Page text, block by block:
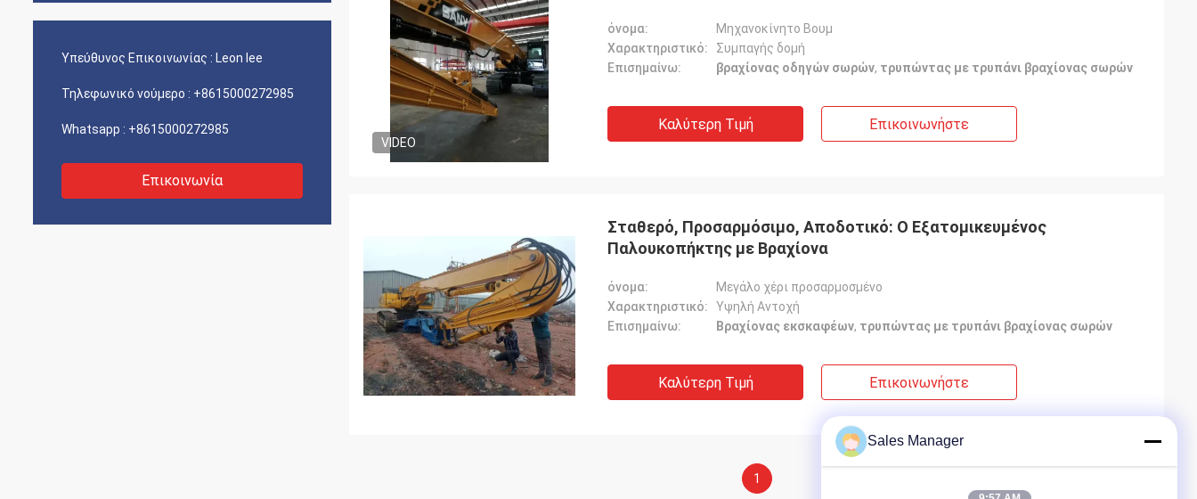
Υπεύθυνος Επικοινωνίας : Leon lee
Τηλεφωνικό νούμερο : +8615000272985
Whatsapp : +8615000272985
Επικοινωνία
VIDEO
όνομα:
Μηχανοκίνητο Βουμ
Χαρακτηριστικό:
Συμπαγής δομή
Επισημαίνω:
βραχίονας οδηγών σωρών, τρυπώντας με τρυπάνι βραχίονας σωρών
Καλύτερη Τιμή Επικοινωνήστε
Σταθερό, Προσαρμόσιμο, Αποδοτικό: Ο Εξατομικευμένος
Παλουκοπήκτης με Βραχίονα
όνομα:
Μεγάλο χέρι προσαρμοσμένο
Χαρακτηριστικό:
Υψηλή Αντοχή
Επισημαίνω:
Βραχίονας εκσκαφέων, τρυπώντας με τρυπάνι βραχίονας σωρών
Καλύτερη Τιμή Επικοινωνήστε
1
Sales Manager